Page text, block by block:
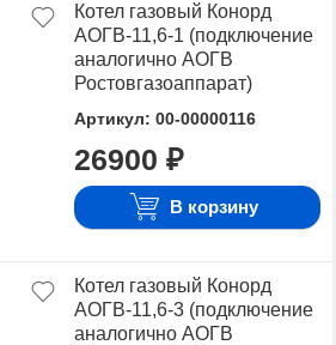
Котел газовый Конорд
АОГВ-11,6-1 (подключение
аналогично АОГВ
Ростовгазоаппарат)
Артикул: 00-00000116
26900 ₽
В корзину
Котел газовый Конорд
АОГВ-11,6-3 (подключение
аналогично АОГВ